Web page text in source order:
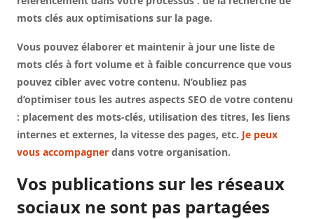
mots clés aux optimisations sur la page.
Vous pouvez élaborer et maintenir à jour une liste de
mots clés à fort volume et à faible concurrence que vous
pouvez cibler avec votre contenu. N’oubliez pas
d’optimiser tous les autres aspects SEO de votre contenu
: placement des mots-clés, utilisation des titres, les liens
internes et externes, la vitesse des pages, etc. Je peux
vous accompagner dans votre organisation.
Vos publications sur les réseaux
sociaux ne sont pas partagées